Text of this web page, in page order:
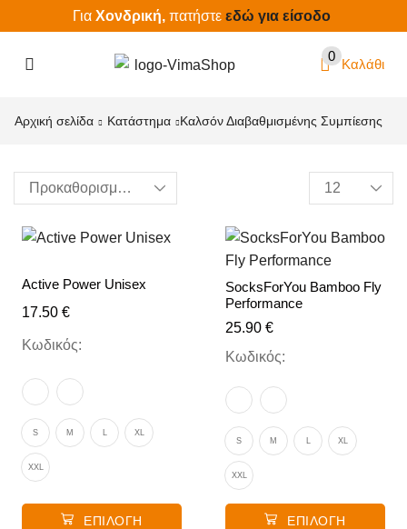
Για Χονδρική, πατήστε εδώ για είσοδο
0
Καλάθι
Αρχική σελίδα Κατάστημα Καλσόν Διαβαθμισμένης Συμπίεσης
Active Power Unisex
17.50 €
Κωδικός:
S M XL
XXL
ΕΠΙΛΟΓΉ
SocksForYou Bamboo Fly
Performance
25.90 €
Κωδικός:
S M XL
XXL
ΕΠΙΛΟΓΉ